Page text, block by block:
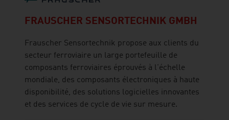
FRAUSCHER SENSORTECHNIK GMBH
Frauscher Sensortechnik propose aux clients du
secteur ferroviaire un large portefeuille de
composants ferroviaires éprouvés à l'échelle
mondiale, des composants électroniques à haute
disponibilité, des solutions logicielles innovantes
et des services de cycle de vie sur mesure.